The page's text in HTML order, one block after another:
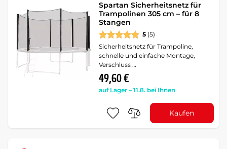
Spartan Sicherheitsnetz für
Trampolinen 305 cm – für 8
Stangen
5 (5)
Sicherheitsnetz für Trampoline,
schnelle und einfache Montage,
Verschluss …
49,60 €
auf Lager – 11.8. bei Ihnen
Kaufen